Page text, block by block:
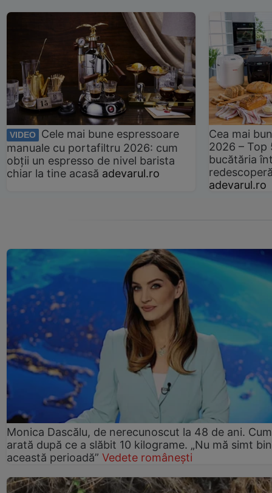
VIDEO
Cele mai bune espressoare
manuale cu portafiltru 2026: cum
obții un espresso de nivel barista
chiar la tine acasă adevarul.ro
Cea mai
2026 –
bucătăria
adevarul.ro
Monica Dascălu, de nerecunoscut la 48 de ani. Cum
arată după ce a slăbit 10 kilograme. „Nu mă simt
această perioadă” Vedete românești